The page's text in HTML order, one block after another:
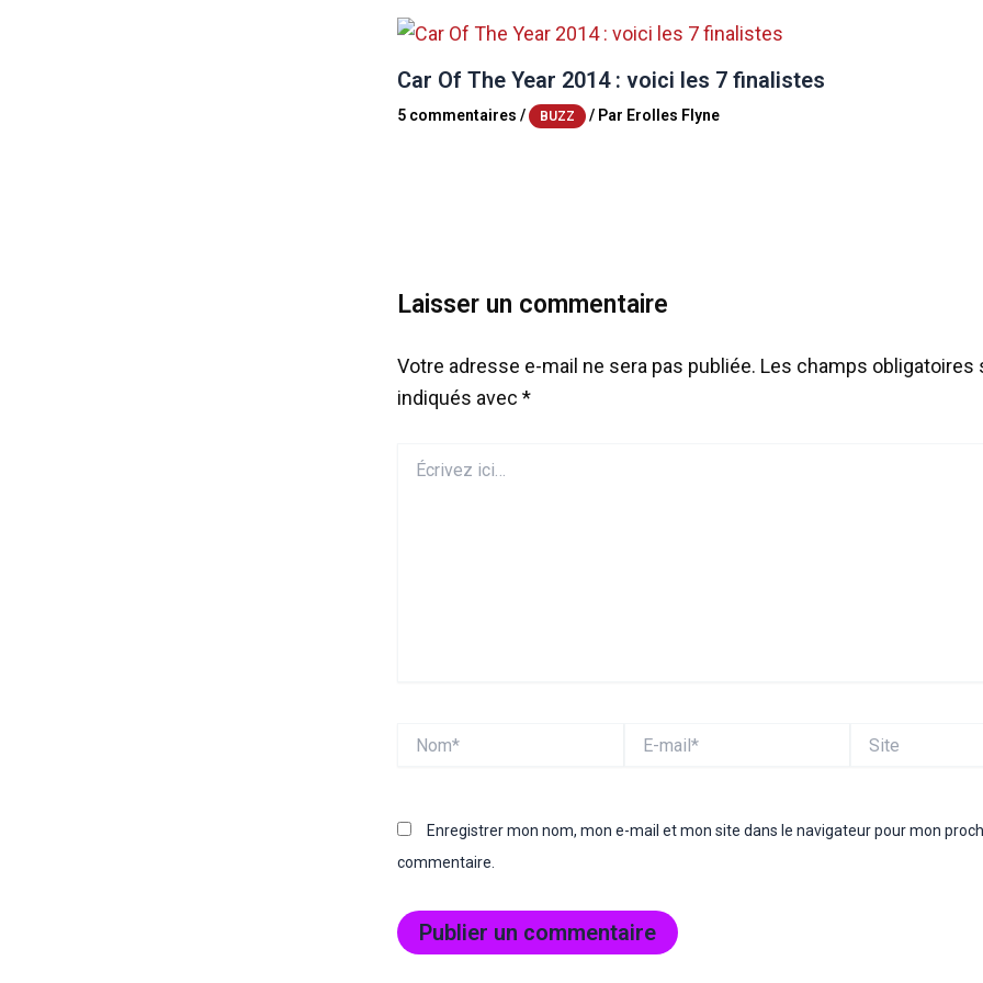
Car Of The Year 2014 : voici les 7 finalistes
5 commentaires / BUZZ / Par Erolles Flyne
Laisser un commentaire
Votre adresse e-mail ne sera pas publiée. Les champs obligatoires
indiqués avec *
ici…
mail*
Enregistrer mon nom, mon e-mail et mon site dans le navigateur pour mon
commentaire.